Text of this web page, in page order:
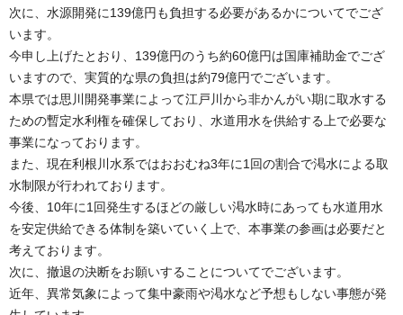
次に、水源開発に139億円も負担する必要があるかについてでござ
います。
今申し上げたとおり、139億円のうち約60億円は国庫補助金でござ
いますので、実質的な県の負担は約79億円でございます。
本県では思川開発事業によって江戸川から非かんがい期に取水する
ための暫定水利権を確保しており、水道用水を供給する上で必要な
事業になっております。
また、現在利根川水系ではおおむね3年に1回の割合で渇水による取
水制限が行われております。
今後、10年に1回発生するほどの厳しい渇水時にあっても水道用水
を安定供給できる体制を築いていく上で、本事業の参画は必要だと
考えております。
次に、撤退の決断をお願いすることについてでございます。
近年、異常気象によって集中豪雨や渇水など予想もしない事態が発